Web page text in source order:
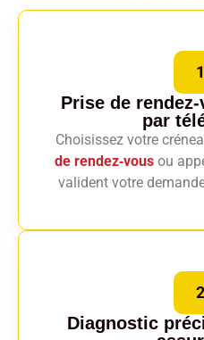
1
Prise de
par
Choisissez votre
de rendez‑vousou
valident votre
2
Diagnostic